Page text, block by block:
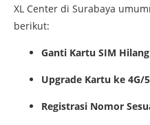
XL Center di Surabaya
berikut:
Ganti Kartu SIM
Upgrade Kartu ke 4G/
Registrasi Nomor